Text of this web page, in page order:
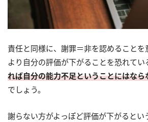
責任と同様に、謝罪＝非を認めることを
より自分の評価が下がることを恐れてい
れば自分の能力不足ということにはなら
でしょう。
謝らない方がよっぽど評価が下がるとい